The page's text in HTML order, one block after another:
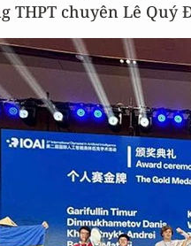
THPT chuyên Lê Quý